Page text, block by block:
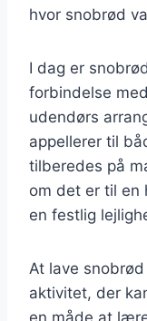
hvor snobrød
I dag er
forbindelse
udendørs
appellerer til
tilberedes på
om det er til en
en festlig
At lave
aktivitet, der
en måde at